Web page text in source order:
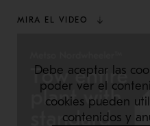
MIRA EL VIDEO
Debe aceptar las
poder ver el
cookies pueden
contenidos y